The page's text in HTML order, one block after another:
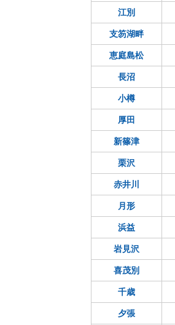
江別
支笏湖畔
恵庭島松
長沼
小樽
厚田
新篠津
栗沢
赤井川
月形
浜益
岩見沢
喜茂別
千歳
夕張